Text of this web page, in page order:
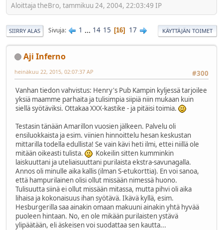
Aloittaja theBro, tammikuu 24, 2004, 22:03:49 IP
SIIRRY ALAS Sivuja 1 ... 14 15 16 17 KÄYTTÄJÄN TOIMET
Aji Inferno
#300
heinäkuu 22, 2015, 02:07:37 AP
Vanhan tiedon vahvistus: Henry's Pub Kampin kyljessä tarjoilee
yksiä maamme parhaita ja tulisimpia siipiä niin mukaan kuin
siellä syötäviksi. Ottakaa XXX-kastike - ja pitäisi toimia.
Testasin tänään Amarillon vuosien jälkeen. Palvelu oli
ensiluokkaista ja esim. viinien hinnoittelu hesan keskustan
mittarilla todella edullista! Se vain kävi heti ilmi, ettei niillä ole
mitään oikeasti tulista.
Kokeilin sitten kumminkin
laiskuuttani ja uteliaisuuttani purilaista ekstra-savunagalla.
Annos oli minulle aika kallis (ilman S-etukorttia). En voi sanoa,
että hampurilainen olisi ollut missään nimessä huono.
Tulisuutta siinä ei ollut missään mitassa, mutta pihvi oli aika
lihaisa ja kokonaisuus ihan syötävä. Ikävä kyllä, esim.
Hesburgerilla saa ainakin omaan makuuni ainakin yhtä hyvää
puoleen hintaan. No, en ole mikään purilaisten ystävä
ylipäätään, eli äskeisen voi suodattaa sen kautta...